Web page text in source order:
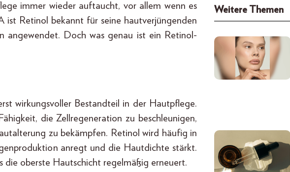
immer wieder auftaucht, vor allem wenn es
Retinol bekannt für seine hautverjüngenden
angewendet. Doch was genau ist ein Retinol-
wirkungsvoller Bestandteil in der Hautpflege.
die Zellregeneration zu beschleunigen,
zu bekämpfen. Retinol wird häufig in
anregt und die Hautdichte stärkt.
die oberste Hautschicht regelmäßig erneuert.
Weitere Themen